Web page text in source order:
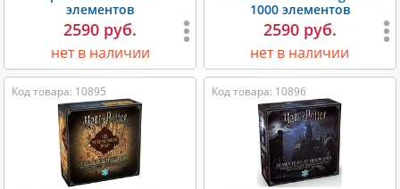
элементов
2590 руб.
нет в наличии
1000 элементов
2590 руб.
нет в наличии
Код товара: 10895 Код товара: 10896